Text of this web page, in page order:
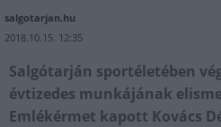
salgotarjan.hu
2018.10.15. 12:35
Salgótarján sportéletében
évtizedes munkájának
Emlékérmet kapott Kovács